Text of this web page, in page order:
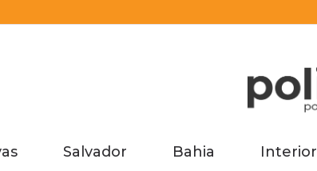
Salvador Bahia Interior